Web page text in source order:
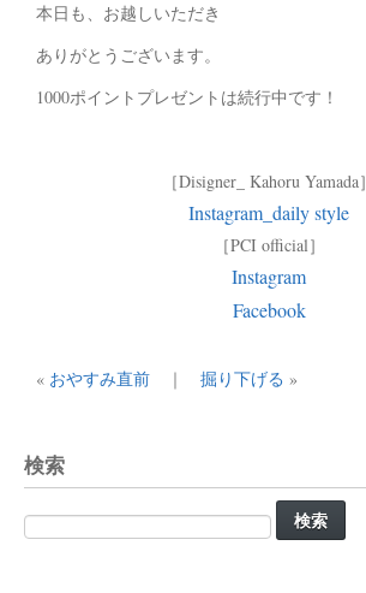
本日も、お越しいただき
ありがとうございます。
1000ポイントプレゼントは続行中です！
［Disigner_ Kahoru Yamada］
Instagram_daily style
［PCI official］
Instagram
Facebook
« おやすみ直前 ｜ 掘り下げる »
検索
検
索: